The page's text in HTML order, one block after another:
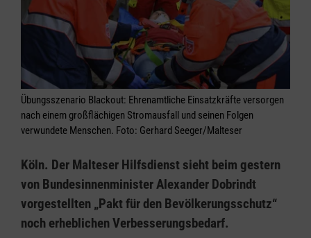
Übungsszenario Blackout: Ehrenamtliche Einsatzkräfte versorgen
nach einem großflächigen Stromausfall und seinen Folgen
verwundete Menschen. Foto: Gerhard Seeger/Malteser
Köln. Der Malteser Hilfsdienst sieht beim gestern
von Bundesinnenminister Alexander Dobrindt
vorgestellten „Pakt für den Bevölkerungsschutz“
noch erheblichen Verbesserungsbedarf.